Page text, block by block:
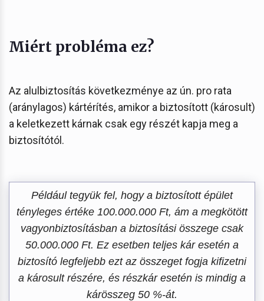
Miért probléma ez?
Az alulbiztosítás következménye az ún. pro rata
(aránylagos) kártérítés, amikor a biztosított (károsult)
a keletkezett kárnak csak egy részét kapja meg a
biztosítótól.
Például tegyük fel, hogy a biztosított épület
tényleges értéke 100.000.000 Ft, ám a megkötött
vagyonbiztosításban a biztosítási összege csak
50.000.000 Ft. Ez esetben teljes kár esetén a
biztosító legfeljebb ezt az összeget fogja kifizetni
a károsult részére, és részkár esetén is mindig a
kárösszeg 50 %-át.